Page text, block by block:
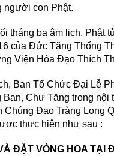
người con Phật.
tháng ba âm lịch,
của Đức Tăng Thống
Viện Hóa Đạo Thích
Ban Tổ Chức Đại Lễ
Ban, Chư Tăng trong
Chúng Đạo Tràng Long
thực hiện như sau :
ĐẶT VÒNG HOA TẠI